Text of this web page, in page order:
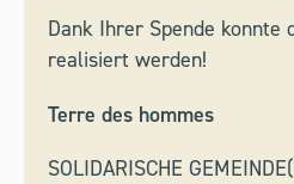
Dank Ihrer Spende konnte
realisiert werden!
Terre des hommes
SOLIDARISCHE